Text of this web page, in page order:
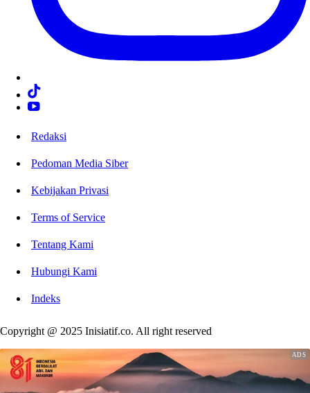
Redaksi
Pedoman Media Siber
Kebijakan Privasi
Terms of Service
Tentang Kami
Hubungi Kami
Indeks
Copyright @ 2025 Inisiatif.co. All right reserved